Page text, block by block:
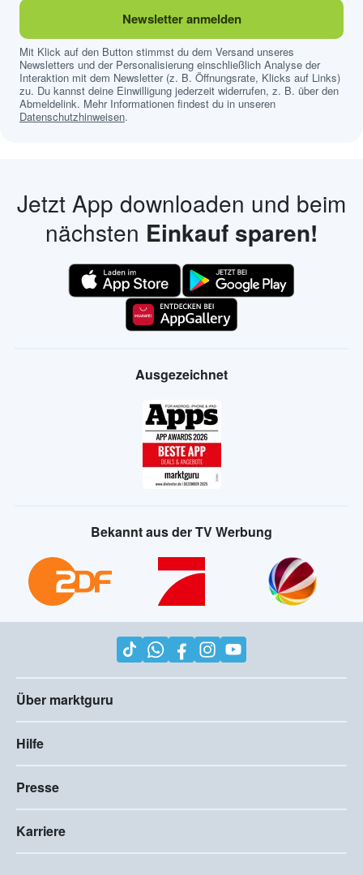
Newsletter anmelden
Mit Klick auf den Button stimmst du dem Versand unseres
Newsletters und der Personalisierung einschließlich Analyse der
Interaktion mit dem Newsletter (z. B. Öffnungsrate, Klicks auf Links)
zu. Du kannst deine Einwilligung jederzeit widerrufen, z. B. über den
Abmeldelink. Mehr Informationen findest du in unseren
Datenschutzhinweisen.
Jetzt App downloaden und beim
nächsten Einkauf sparen!
Ausgezeichnet
Bekannt aus der TV Werbung
Über marktguru
Hilfe
Presse
Karriere